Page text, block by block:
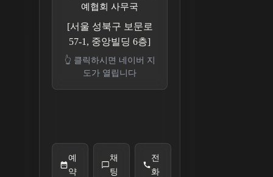
예협회 사무국
[서울 성북구 보문로
57-1, 중앙빌딩 6층]
👆 클릭하시면 네이버 지
도가 열립니다
예
약
채
팅
전
화